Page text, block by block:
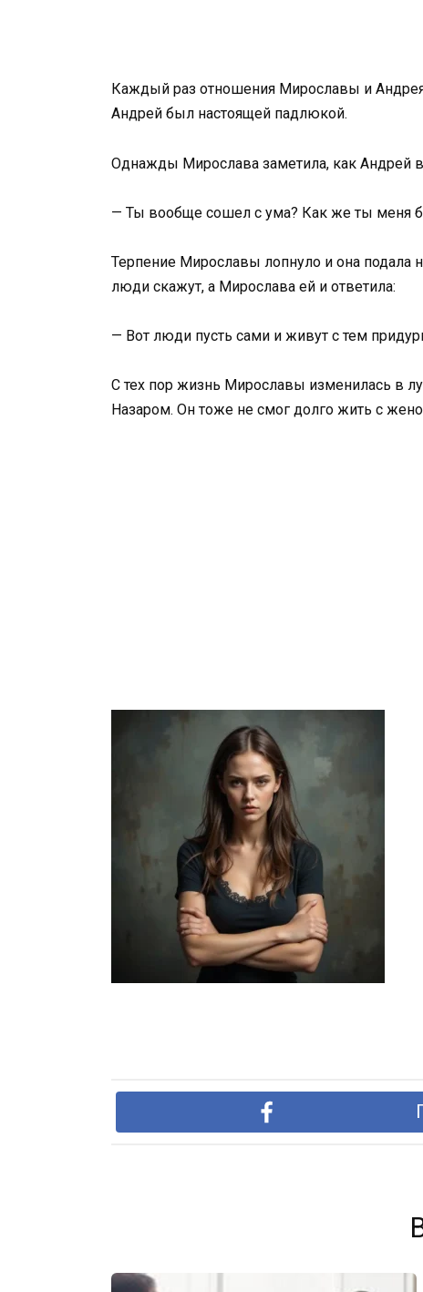
Каждый раз отношения Мирославы и Андрея
Андрей был настоящей падлюкой.
Однажды Мирослава заметила, как Андрей
— Ты вообще сошел с ума? Как же ты меня
Терпение Мирославы лопнуло и она подала
люди скажут, а Мирослава ей и ответила:
— Вот люди пусть сами и живут с тем
С тех пор жизнь Мирославы изменилась в
Назаром. Он тоже не смог долго жить с